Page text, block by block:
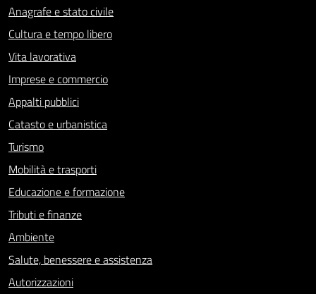
Anagrafe e stato civile
Cultura e tempo libero
Vita lavorativa
Imprese e commercio
Appalti pubblici
Catasto e urbanistica
Turismo
Mobilità e trasporti
Educazione e formazione
Tributi e finanze
Ambiente
Salute, benessere e assistenza
Autorizzazioni